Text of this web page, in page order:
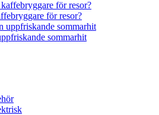
för resor?
sommarhit